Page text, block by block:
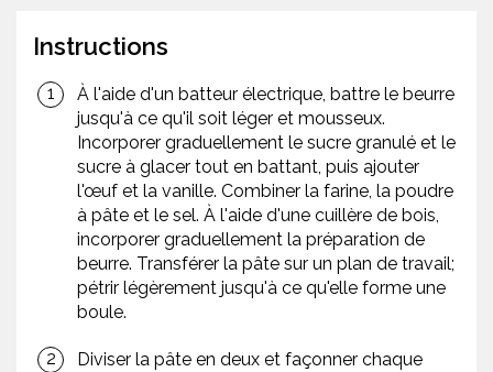
Instructions
À l'aide d'un batteur électrique, battre le beurre
jusqu'à ce qu'il soit léger et mousseux.
Incorporer graduellement le sucre granulé et le
sucre à glacer tout en battant, puis ajouter
l'œuf et la vanille. Combiner la farine, la poudre
à pâte et le sel. À l'aide d'une cuillère de bois,
incorporer graduellement la préparation de
beurre. Transférer la pâte sur un plan de travail;
pétrir légèrement jusqu'à ce qu'elle forme une
boule.
Diviser la pâte en deux et façonner chaque